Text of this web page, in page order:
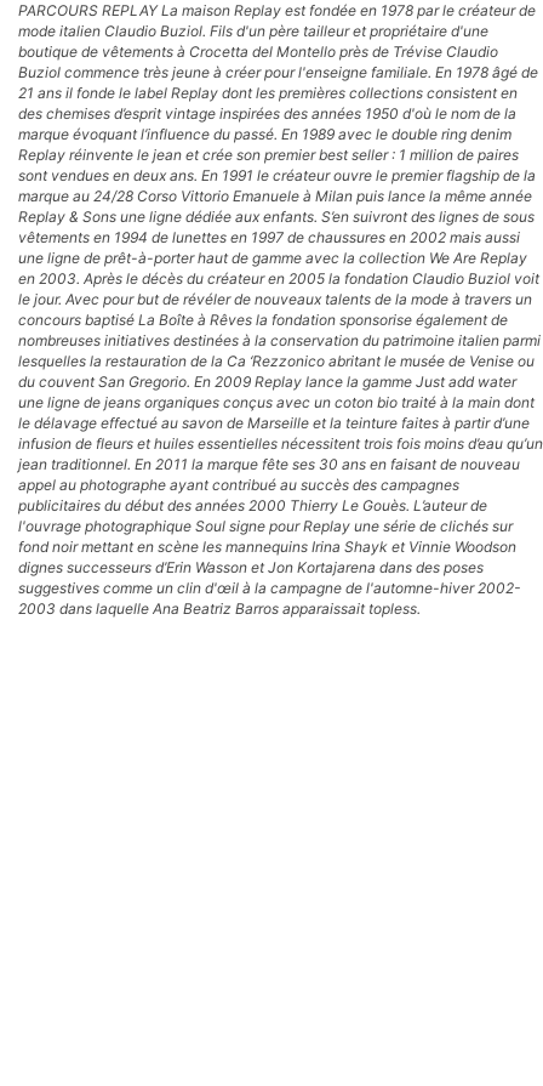
PARCOURS REPLAY La maison Replay est fondée en 1978 par le créateur de
mode italien Claudio Buziol. Fils d'un père tailleur et propriétaire d'une
boutique de vêtements à Crocetta del Montello près de Trévise Claudio
Buziol commence très jeune à créer pour l'enseigne familiale. En 1978 âgé de
21 ans il fonde le label Replay dont les premières collections consistent en
des chemises d’esprit vintage inspirées des années 1950 d'où le nom de la
marque évoquant l’influence du passé. En 1989 avec le double ring denim
Replay réinvente le jean et crée son premier best seller : 1 million de paires
sont vendues en deux ans. En 1991 le créateur ouvre le premier flagship de la
marque au 24/28 Corso Vittorio Emanuele à Milan puis lance la même année
Replay & Sons une ligne dédiée aux enfants. S’en suivront des lignes de sous
vêtements en 1994 de lunettes en 1997 de chaussures en 2002 mais aussi
une ligne de prêt-à-porter haut de gamme avec la collection We Are Replay
en 2003. Après le décès du créateur en 2005 la fondation Claudio Buziol voit
le jour. Avec pour but de révéler de nouveaux talents de la mode à travers un
concours baptisé La Boîte à Rêves la fondation sponsorise également de
nombreuses initiatives destinées à la conservation du patrimoine italien parmi
lesquelles la restauration de la Ca ‘Rezzonico abritant le musée de Venise ou
du couvent San Gregorio. En 2009 Replay lance la gamme Just add water
une ligne de jeans organiques conçus avec un coton bio traité à la main dont
le délavage effectué au savon de Marseille et la teinture faites à partir d’une
infusion de fleurs et huiles essentielles nécessitent trois fois moins d’eau qu’un
jean traditionnel. En 2011 la marque fête ses 30 ans en faisant de nouveau
appel au photographe ayant contribué au succès des campagnes
publicitaires du début des années 2000 Thierry Le Gouès. L’auteur de
l'ouvrage photographique Soul signe pour Replay une série de clichés sur
fond noir mettant en scène les mannequins Irina Shayk et Vinnie Woodson
dignes successeurs d’Erin Wasson et Jon Kortajarena dans des poses
suggestives comme un clin d'œil à la campagne de l'automne-hiver 2002-
2003 dans laquelle Ana Beatriz Barros apparaissait topless.